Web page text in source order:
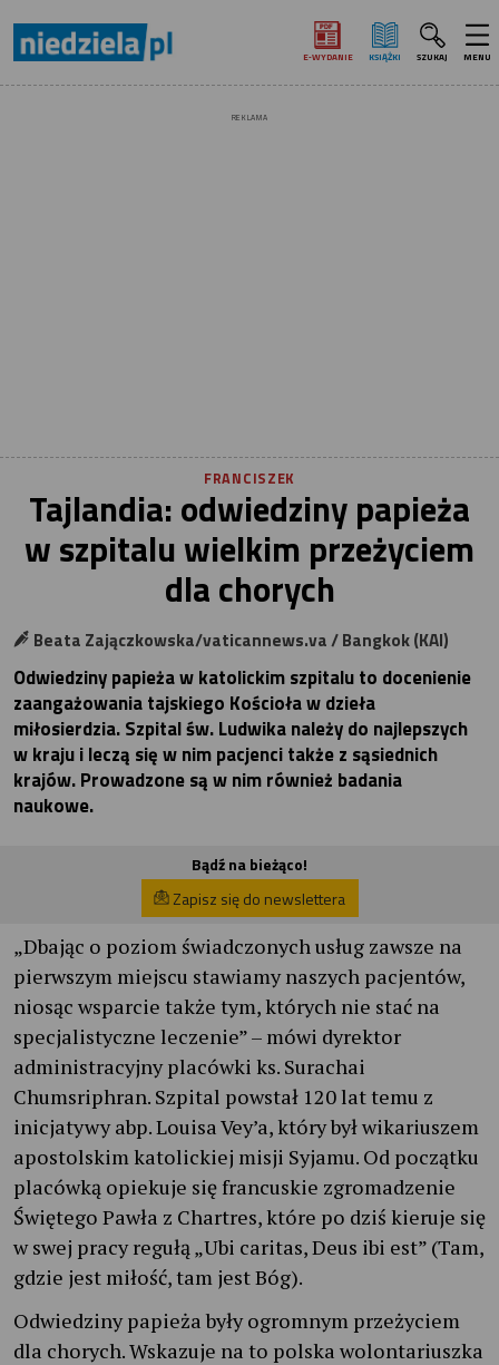
E‑WYDANIE KSIĄŻKI SZUKAJ MENU
REKLAMA
FRANCISZEK
Tajlandia: odwiedziny papieża
w szpitalu wielkim przeżyciem
dla chorych
Beata Zajączkowska/vaticannews.va / Bangkok (KAI)
Odwiedziny papieża w katolickim szpitalu to docenienie
zaangażowania tajskiego Kościoła w dzieła
miłosierdzia. Szpital św. Ludwika należy do najlepszych
w kraju i leczą się w nim pacjenci także z sąsiednich
krajów. Prowadzone są w nim również badania
naukowe.
Bądź na bieżąco!
Zapisz się do newslettera
„Dbając o poziom świadczonych usług zawsze na
pierwszym miejscu stawiamy naszych pacjentów,
niosąc wsparcie także tym, których nie stać na
specjalistyczne leczenie” – mówi dyrektor
administracyjny placówki ks. Surachai
Chumsriphran. Szpital powstał 120 lat temu z
inicjatywy abp. Louisa Vey’a, który był wikariuszem
apostolskim katolickiej misji Syjamu. Od początku
placówką opiekuje się francuskie zgromadzenie
Świętego Pawła z Chartres, które po dziś kieruje się
w swej pracy regułą „Ubi caritas, Deus ibi est” (Tam,
gdzie jest miłość, tam jest Bóg).
Odwiedziny papieża były ogromnym przeżyciem
dla chorych. Wskazuje na to polska wolontariuszka